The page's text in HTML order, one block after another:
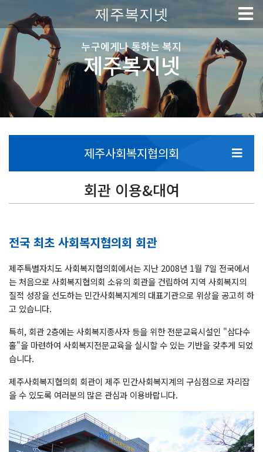
제주복지넷
누구에게나 통하는 복지
제주복지넷
제주사회복지협의회
회관 이용&대여
전국 최초 사회복지협의회 회관
제주특별자치도 사회복지협의회에서는 지난 2008년 1월 7일 전국에서
는 처음으로 사회복지협의회 소유의 회관을 건립하여 지역 사회복지의
질적 성장을 선도하는 민간사회복지계의 대표기관으로 위상을 공고히 하
고 있습니다.
특히, 회관 2층에는 사회복지종사자 등을 위한 전문교육시설인 "삼다수
홀"을 마련하여 사회복지전문교육을 실시할 수 있는 기반을 갖추게 되었
습니다.
제주사회복지협의회 회관이 제주 민간사회복지계의 구심점으로 자리잡
을 수 있도록 여러분의 많은 관심과 이용바랍니다.